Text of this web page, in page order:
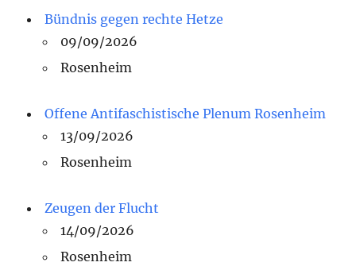
Bündnis gegen rechte Hetze
09/09/2026
Rosenheim
Offene Antifaschistische Plenum Rosenheim
13/09/2026
Rosenheim
Zeugen der Flucht
14/09/2026
Rosenheim